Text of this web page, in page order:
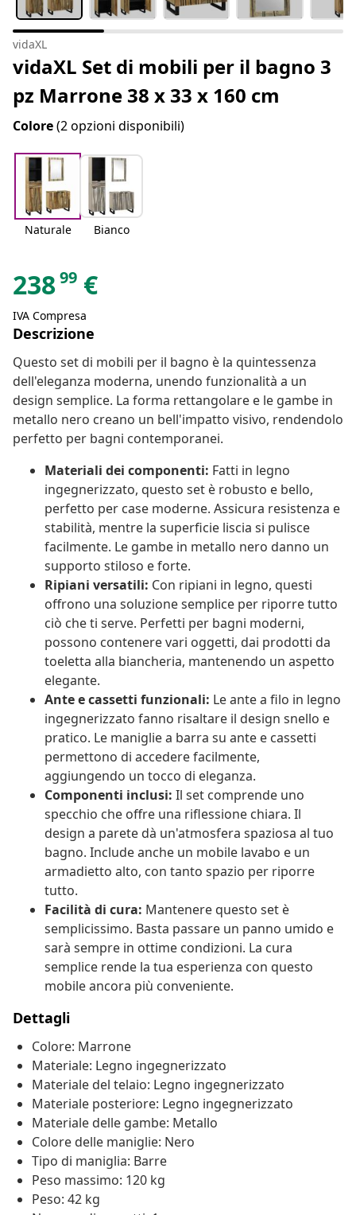
vidaXL
vidaXL Set di mobili per il bagno 3
pz Marrone 38 x 33 x 160 cm
Colore(2 opzioni disponibili)
Naturale Bianco
23899 €
IVA Compresa
Descrizione
Questo set di mobili per il bagno è la quintessenza
dell'eleganza moderna, unendo funzionalità a un
design semplice. La forma rettangolare e le gambe in
metallo nero creano un bell'impatto visivo, rendendolo
perfetto per bagni contemporanei.
Materiali dei componenti: Fatti in legno
ingegnerizzato, questo set è robusto e bello,
perfetto per case moderne. Assicura resistenza e
stabilità, mentre la superficie liscia si pulisce
facilmente. Le gambe in metallo nero danno un
supporto stiloso e forte.
Ripiani versatili: Con ripiani in legno, questi
offrono una soluzione semplice per riporre tutto
ciò che ti serve. Perfetti per bagni moderni,
possono contenere vari oggetti, dai prodotti da
toeletta alla biancheria, mantenendo un aspetto
elegante.
Ante e cassetti funzionali: Le ante a filo in legno
ingegnerizzato fanno risaltare il design snello e
pratico. Le maniglie a barra su ante e cassetti
permettono di accedere facilmente,
aggiungendo un tocco di eleganza.
Componenti inclusi: Il set comprende uno
specchio che offre una riflessione chiara. Il
design a parete dà un'atmosfera spaziosa al tuo
bagno. Include anche un mobile lavabo e un
armadietto alto, con tanto spazio per riporre
tutto.
Facilità di cura: Mantenere questo set è
semplicissimo. Basta passare un panno umido e
sarà sempre in ottime condizioni. La cura
semplice rende la tua esperienza con questo
mobile ancora più conveniente.
Dettagli
Colore: Marrone
Materiale: Legno ingegnerizzato
Materiale del telaio: Legno ingegnerizzato
Materiale posteriore: Legno ingegnerizzato
Materiale delle gambe: Metallo
Colore delle maniglie: Nero
Tipo di maniglia: Barre
Peso massimo: 120 kg
Peso: 42 kg